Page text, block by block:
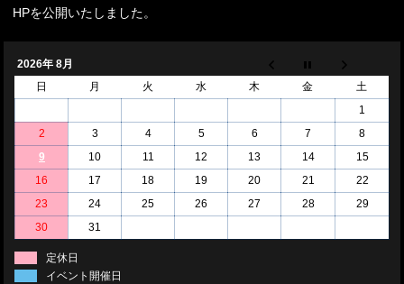
HPを公開いたしました。
2026年 8月
日
月 火 水 木 金
土
1
2
3 4 5 6 7
8
9
10 11 12 13 14
15
16
17 18 19 20 21
22
23
24 25 26 27 28
29
30
31
定休日
イベント開催日